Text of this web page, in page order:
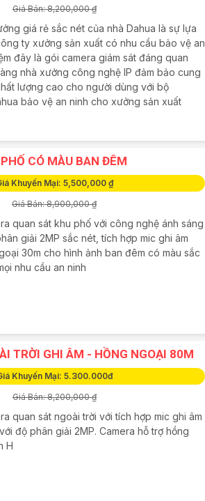
Giá Bán: 8,200,000 ₫
giá rẻ sắc nét của nhà Dahua là sự lựa
ty xưởng sản xuất có nhu cầu bảo vệ an
đây là gói camera giám sát đáng quan
nhà xưởng công nghệ IP đảm bảo cung
lượng cao cho người dùng với bộ
bảo vệ an ninh cho xưởng sản xuất
CÓ MÀU BAN ĐÊM
Khuyến Mại: 5,500,000 ₫
Giá Bán: 8,900,000 ₫
quan sát khu phố với công nghệ ánh sáng
giải 2MP sắc nét, tích hợp mic ghi âm
30m cho hình ảnh ban đêm có màu sắc
nhu cầu an ninh
TRỜI GHI ÂM - HỒNG NGOẠI 80M
Khuyến Mại: 5.300.000đ
Giá Bán: 8,200,000 ₫
quan sát ngoài trời với tích hợp mic ghi âm
độ phân giải 2MP. Camera hỗ trợ hồng
H